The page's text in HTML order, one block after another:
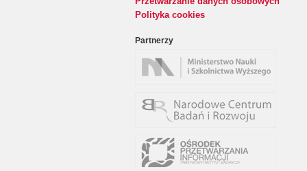
Polityka cookies
Partnerzy